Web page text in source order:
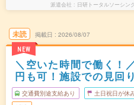
派遣会社 日研トータルソーシ
未読
NEW
掲載日 2026/08/07
＼空いた時間で働く！
円も可！施設での見回
交通費別途支給あり 土日祝日が休